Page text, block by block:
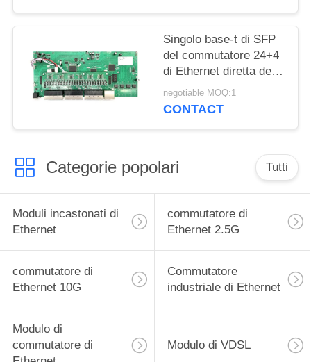
Singolo base-t di SFP
del commutatore 24+4
di Ethernet diretta del
porto del chip 28
industriale
negotiable MOQ:1
CONTACT
Categorie popolari Tutti
Moduli incastonati di
Ethernet
commutatore di
Ethernet 2.5G
commutatore di
Ethernet 10G
Commutatore
industriale di Ethernet
Modulo di
commutatore di
Modulo di VDSL